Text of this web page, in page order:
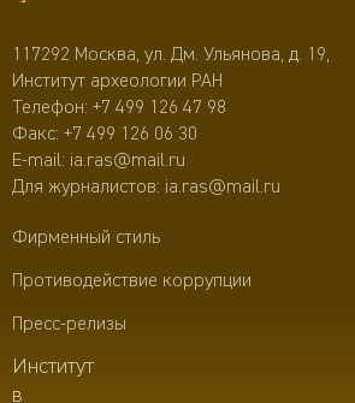
117292 Москва, ул. Дм. Ульянова, д. 19,
Институт археологии РАН
Телефон: +7 499 126 47 98
Факс: +7 499 126 06 30
E-mail: ia.ras@mail.ru
Для журналистов: ia.ras@mail.ru
Фирменный стиль
Противодействие коррупции
Пресс-релизы
Институт
в